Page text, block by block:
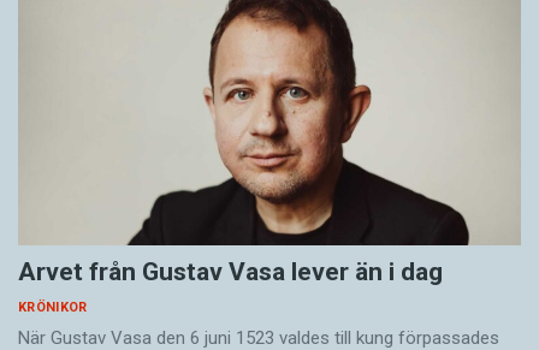
Arvet från Gustav Vasa lever än i dag
KRÖNIKOR
När Gustav Vasa den 6 juni 1523 ­valdes till kung förpassades